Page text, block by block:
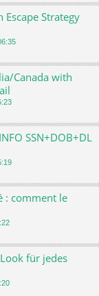
Strategy
Canada with
SSN+DOB+DL
: comment le
für jedes